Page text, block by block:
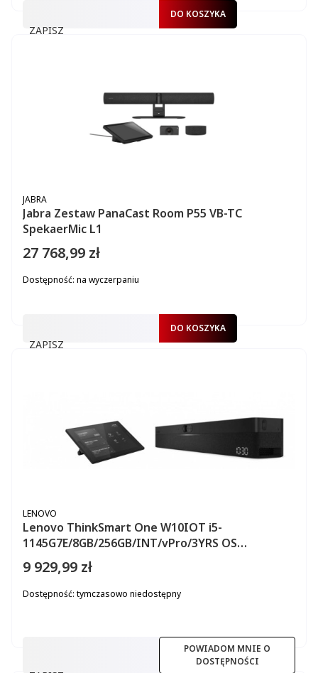
ZAPISZ
DO KOSZYKA
Jabra Zestaw PanaCast Room P55 VB-TC
SpekaerMic L1
PRODUCENT
JABRA
Cena
27 768,99 zł
Dostępność: na wyczerpaniu
ZAPISZ
DO KOSZYKA
Lenovo ThinkSmart One W10IOT i5-
1145G7E/8GB/256GB/INT/vPro/3YRS OS
12BS0001PB
PRODUCENT
LENOVO
Cena
9 929,99 zł
Dostępność: tymczasowo niedostępny
POWIADOM MNIE O
DOSTĘPNOŚCI